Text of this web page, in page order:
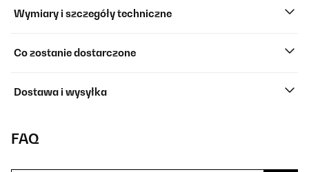
Wymiary i szczegóły techniczne
Co zostanie dostarczone
Dostawa i wysyłka
FAQ